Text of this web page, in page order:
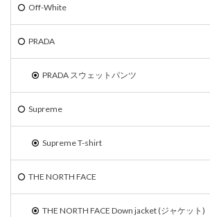
Off-White
PRADA
PRADA スウェットパンツ
Supreme
Supreme T-shirt
THE NORTH FACE
THE NORTH FACE Down jacket (ジャケット)